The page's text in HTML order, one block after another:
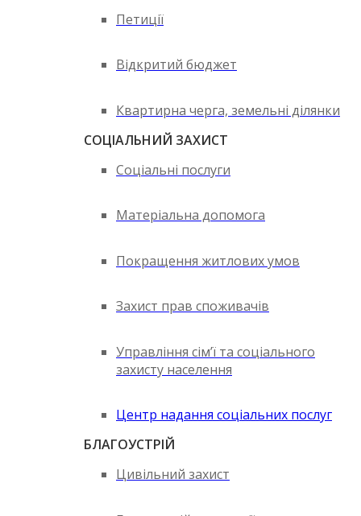
Петиції
Відкритий бюджет
Квартирна черга, земельні ділянки
СОЦІАЛЬНИЙ ЗАХИСТ
Соціальні послуги
Матеріальна допомога
Покращення житлових умов
Захист прав споживачів
Управління сім’ї та соціального
захисту населення
Центр надання соціальних послуг
БЛАГОУСТРІЙ
Цивільний захист